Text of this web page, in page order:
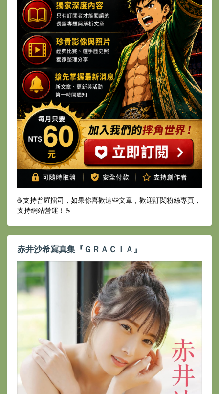
☕️支持普羅擂司，如果你喜歡這些文章，歡迎訂閱粉絲專頁，
支持網站營運！🫰
赤井沙希寫真集『ＧＲＡＣＩＡ』